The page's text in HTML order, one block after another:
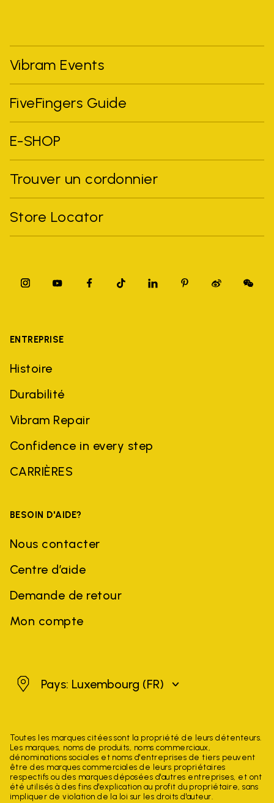
Vibram Events
FiveFingers Guide
E-SHOP
Trouver un cordonnier
Store Locator
ENTREPRISE
Histoire
Durabilité
Vibram Repair
Confidence in every step
CARRIÈRES
BESOIN D'AIDE?
Nous contacter
Centre d’aide
Demande de retour
Mon compte
Luxembourg
Pays: Luxembourg (FR)
Toutes les marques citées sont la propriété de leurs détenteurs.
Les marques, noms de produits, noms commerciaux,
dénominations sociales et noms d'entreprises de tiers peuvent
être des marques commerciales de leurs propriétaires
respectifs ou des marques déposées d'autres entreprises, et ont
été utilisés à des fins d'explication au profit du propriétaire, sans
impliquer de violation de la loi sur les droits d'auteur.